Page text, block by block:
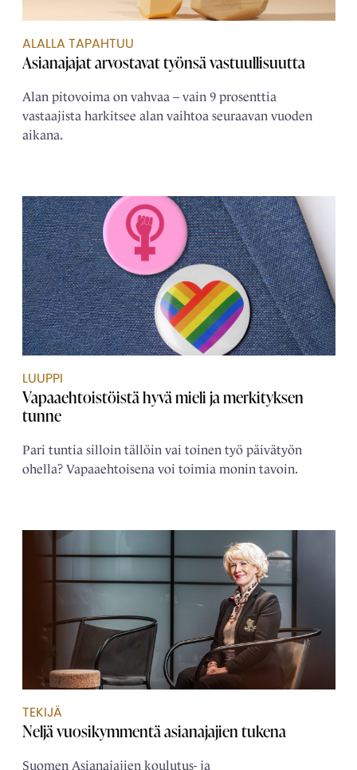
ALALLA TAPAHTUU
Asianajajat arvostavat työnsä vastuullisuutta
Alan pitovoima on vahvaa – vain 9 prosenttia
vastaajista harkitsee alan vaihtoa seuraavan vuoden
aikana.
LUUPPI
Vapaaehtoistöistä hyvä mieli ja merkityksen
tunne
Pari tuntia silloin tällöin vai toinen työ päivätyön
ohella? Vapaaehtoisena voi toimia monin tavoin.
TEKIJÄ
Neljä ­vuosikymmentä ­asianajajien tukena
Suomen Asianajajien koulutus- ja